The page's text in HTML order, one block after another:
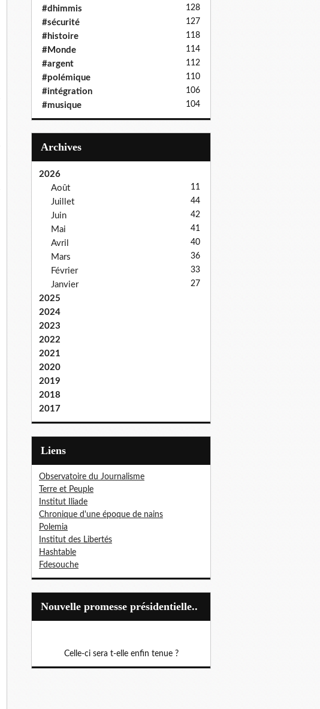
#dhimmis 128
#sécurité 127
#histoire 118
#Monde 114
#argent 112
#polémique 110
#intégration 106
#musique 104
Archives
2026
Août
11
Juillet 44
Juin 42
Mai 41
Avril 40
Mars 36
Février 33
Janvier 27
2025
2024
2023
2022
2021
2020
2019
2018
2017
Liens
Observatoire du Journalisme
Terre et Peuple
Institut Iliade
Chronique d'une époque de nains
Polemia
Institut des Libertés
Hashtable
Fdesouche
Nouvelle promesse présidentielle..
Celle-ci sera t-elle enfin tenue ?